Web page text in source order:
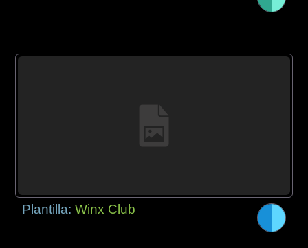
Plantilla:Winx Club